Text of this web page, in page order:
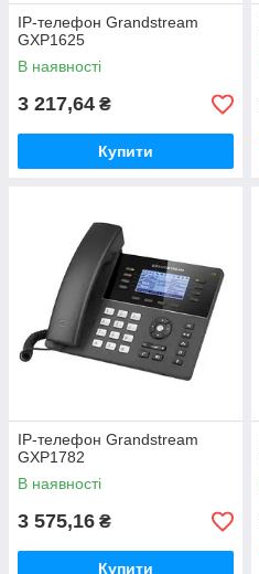
IP-телефон Grandstream
GXP1625
В наявності
3 217,64 ₴
Купити
IP-телефон Grandstream
GXP1782
В наявності
3 575,16 ₴
Купити